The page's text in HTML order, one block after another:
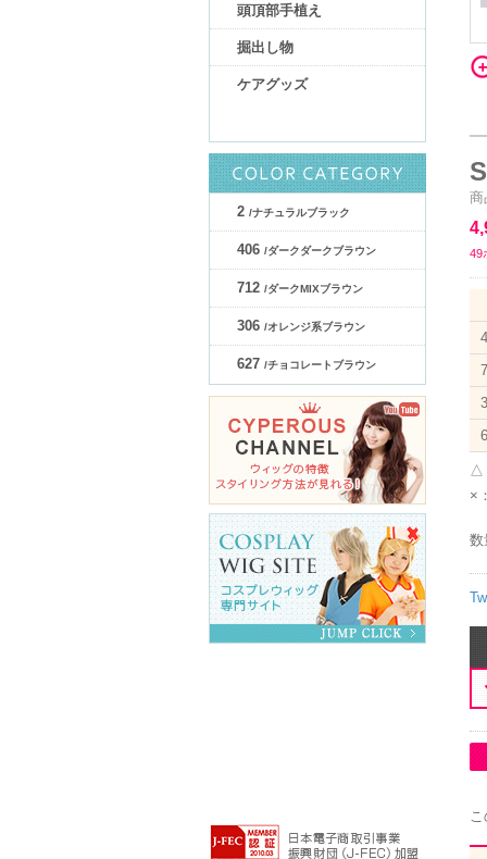
頭頂部手植え
掘出し物
ケアグッズ
2 /ナチュラルブラック
406 /ダークダークブラウン
712 /ダークMIXブラウン
306 /オレンジ系ブラウン
627 /チョコレートブラウン
49
△
×
数